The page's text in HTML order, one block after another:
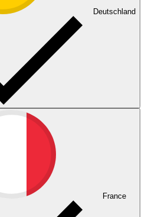
Deutschland
France